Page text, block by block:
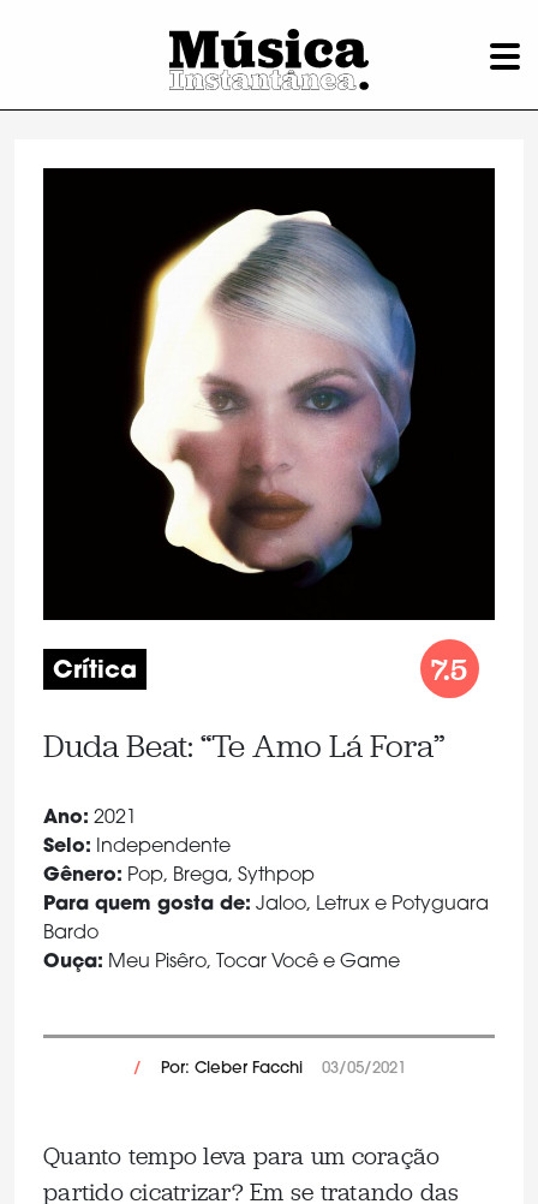
Crítica 7.5
Duda Beat: “Te Amo Lá Fora”
Ano: 2021
Selo: Independente
Gênero: Pop, Brega, Sythpop
Para quem gosta de: Jaloo, Letrux e Potyguara
Bardo
Ouça: Meu Pisêro, Tocar Você e Game
/ Por: Cleber Facchi 03/05/2021
Quanto tempo leva para um coração
partido cicatrizar? Em se tratando das